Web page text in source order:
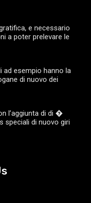
e necessario
a poter prelevare le
ad esempio hanno la
di nuovo dei
l’aggiunta di di �
speciali di nuovo giri